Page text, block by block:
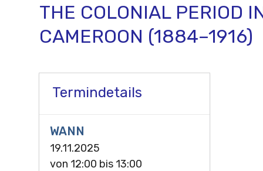
THE COLONIAL PERIOD
CAMEROON (1884–1916)
Termindetails
WANN
19.11.2025
von 12:00 bis 13:00